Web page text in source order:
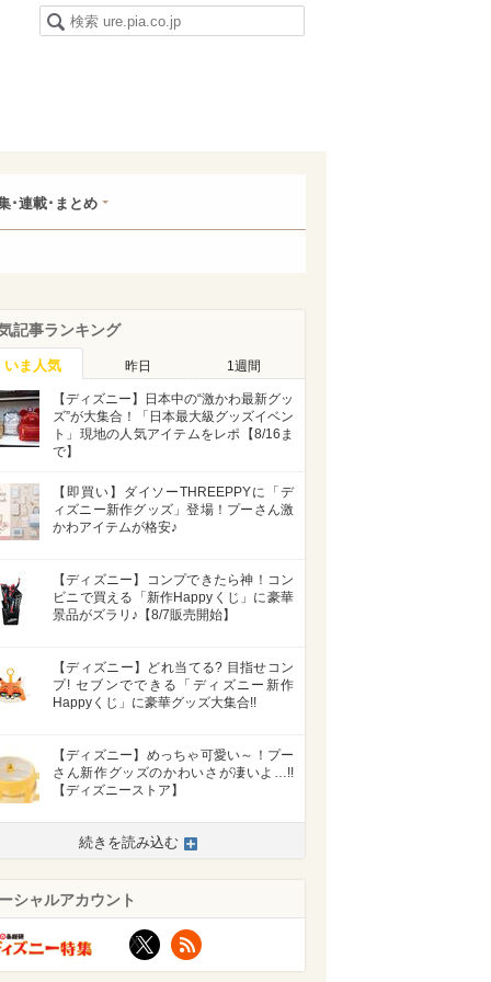
･連載･まとめ
記事ランキング
いま人気 昨日 1週間
【ディズニー】日本中の“激かわ最新グッ
ズ”が大集合！「日本最大級グッズイベン
ト」現地の人気アイテムをレポ【8/16ま
で】
【即買い】ダイソーTHREEPPYに「デ
ィズニー新作グッズ」登場！プーさん激
かわアイテムが格安♪
【ディズニー】コンプできたら神！コン
ビニで買える「新作Happyくじ」に豪華
景品がズラリ♪【8/7販売開始】
【ディズニー】どれ当てる? 目指せコン
プ! セブンでできる「ディズニー新作
Happyくじ」に豪華グッズ大集合!!
【ディズニー】めっちゃ可愛い～！プー
さん新作グッズのかわいさが凄いよ…!!
【ディズニーストア】
続きを読み込む
シャルアカウント
X